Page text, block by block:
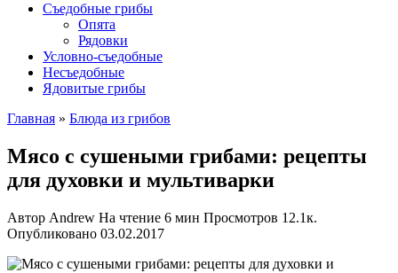
Съедобные грибы
Опята
Рядовки
Условно-съедобные
Несъедобные
Ядовитые грибы
Главная » Блюда из грибов
Мясо с сушеными грибами: рецепты
для духовки и мультиварки
Автор Andrew На чтение 6 мин Просмотров 12.1к.
Опубликовано 03.02.2017